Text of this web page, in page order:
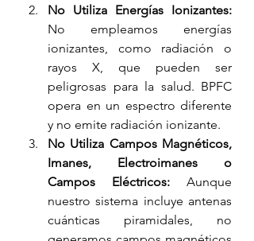
No Utiliza Energías Ionizantes:
No empleamos energías
ionizantes, como radiación o
rayos X, que pueden ser
peligrosas para la salud. BPFC
opera en un espectro diferente
y no emite radiación ionizante.
No Utiliza Campos Magnéticos,
Imanes, Electroimanes o
Campos Eléctricos: Aunque
nuestro sistema incluye antenas
cuánticas piramidales, no